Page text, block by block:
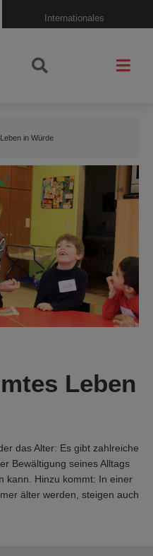
Internationales
in Würde
Leben
das Alter: Es gibt zahlreiche
Bewältigung seines Alltags
kann. Hinzu kommt: In einer
älter werden, steigen auch